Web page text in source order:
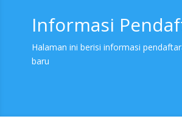
Informasi
Halaman ini berisi informasi
baru